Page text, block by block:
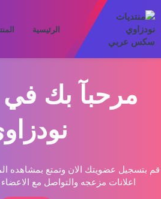
الرئيسية
مرحبآ بك في
قم بتسجيل عضويتك الان وتمتع بمشاهده
اعلانات مزعجه والتواصل مع